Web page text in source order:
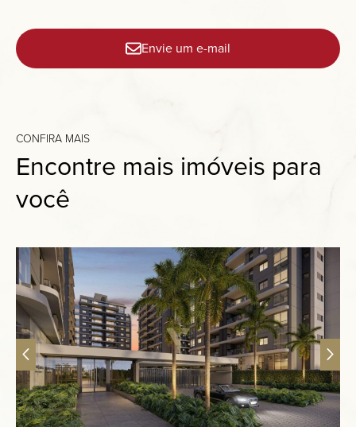
Envie um e-mail
CONFIRA MAIS
Encontre mais imóveis para
você